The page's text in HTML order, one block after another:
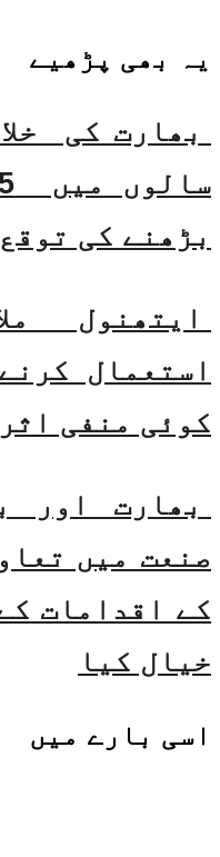
یہ بھی پڑھیے
بڑھنے کی
ایتھنول
استعمال
کوئی منفی
بھارت اور
صنعت میں
کے اقدامات
خیال کیا
اسی بارے میں